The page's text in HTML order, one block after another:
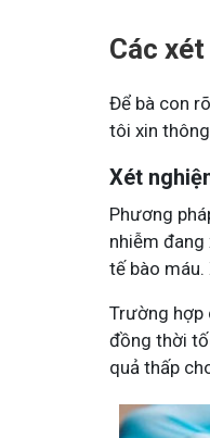
Các
Để bà con
tôi xin
Xét
Phương
nhiễm
tế bào
Trường hợp
đồng thời
quả thấp